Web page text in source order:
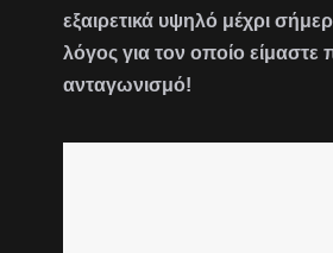
εξαιρετικά υψηλό μέχρι
λόγος για τον οποίο
ανταγωνισμό!